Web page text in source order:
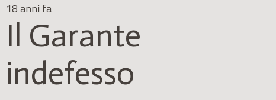
18 anni fa
Il Garante
indefesso